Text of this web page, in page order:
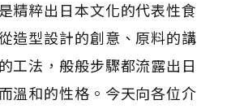
精粹出日本文化的代表性食
造型設計的創意、原料的講
工法，般般步驟都流露出日
溫和的性格。今天向各位介